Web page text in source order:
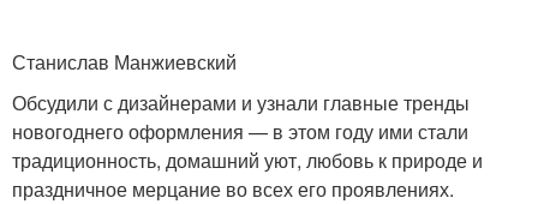
Станислав Манжиевский
Обсудили с дизайнерами и узнали главные тренды
новогоднего оформления — в этом году ими стали
традиционность, домашний уют, любовь к природе и
праздничное мерцание во всех его проявлениях.